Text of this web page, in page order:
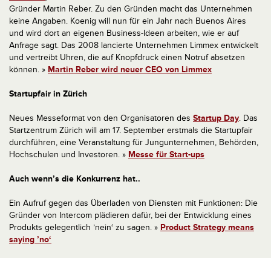
Gründer Martin Reber. Zu den Gründen macht das Unternehmen
keine Angaben. Koenig will nun für ein Jahr nach Buenos Aires
und wird dort an eigenen Business-Ideen arbeiten, wie er auf
Anfrage sagt. Das 2008 lancierte Unternehmen Limmex entwickelt
und vertreibt Uhren, die auf Knopfdruck einen Notruf absetzen
können. » Martin Reber wird neuer CEO von Limmex
Startupfair in Zürich
Neues Messeformat von den Organisatoren des Startup Day. Das
Startzentrum Zürich will am 17. September erstmals die Startupfair
durchführen, eine Veranstaltung für Jungunternehmen, Behörden,
Hochschulen und Investoren. » Messe für Start-ups
Auch wenn’s die Konkurrenz hat..
Ein Aufruf gegen das Überladen von Diensten mit Funktionen: Die
Gründer von Intercom plädieren dafür, bei der Entwicklung eines
Produkts gelegentlich ’nein‘ zu sagen. » Product Strategy means
saying ’no‘